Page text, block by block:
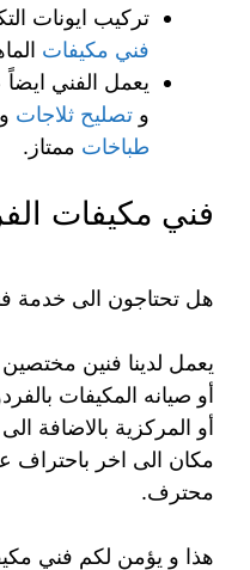
تركيب ايونات
فني مكيفات
يعمل الفني
و تصليح ثلاجات
طباخات ممتاز.
فني مكيفات
هل تحتاجون الى خدمة
يعمل لدينا فنين
أو صيانه المكيفات
أو المركزية بالاضافة
مكان الى اخر باحتراف
محترف.
هذا و يؤمن لكم فني